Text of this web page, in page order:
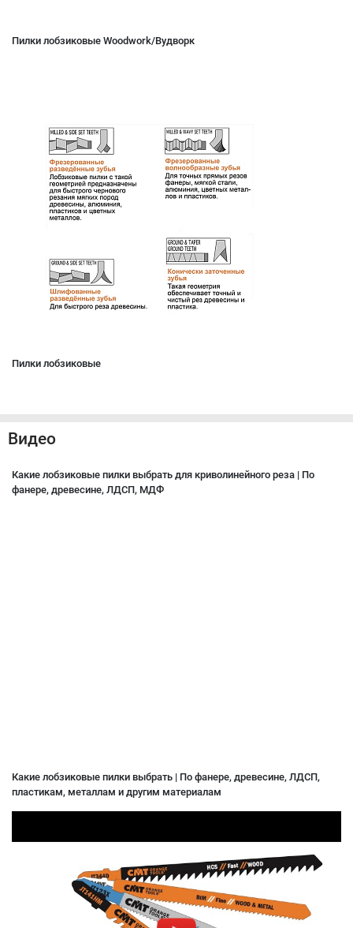
Пилки лобзиковые Woodwork/Вудворк
Пилки лобзиковые
Видео
Какие лобзиковые пилки выбрать для криволинейного реза | По
фанере, древесине, ЛДСП, МДФ
Какие лобзиковые пилки выбрать | По фанере, древесине, ЛДСП,
пластикам, металлам и другим материалам